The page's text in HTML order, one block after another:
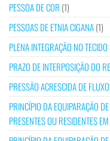
PESSOA DE COR (1)
PESSOAS DE ETNIA CIGANA(1)
PLENA INTEGRAÇÃO NO TECIDO
PRAZO DE INTERPOSIÇÃO DO
PRESSÃO ACRESCIDA DE
PRINCÍPIO DA EQUIPARAÇÃO
PRESENTES OU RESIDENTES